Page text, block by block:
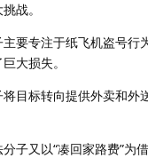
战。
要专注于纸飞机盗号行
大损失。
目标转向提供外卖和外
子又以“凑回家路费”为